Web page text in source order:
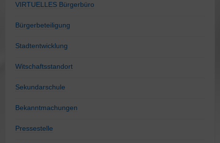
VIRTUELLES Bürgerbüro
Bürgerbeteiligung
Stadtentwicklung
Witschaftsstandort
Sekundarschule
Bekanntmachungen
Pressestelle